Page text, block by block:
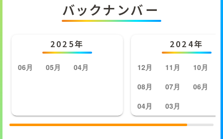
バックナンバー
2025年
06月 05月 04月
2024年
12月 11月 10月
08月
07月 06月
04月
03月